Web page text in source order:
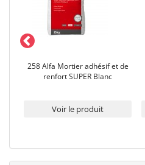
258 Alfa Mortier adhésif et de
renfort SUPER Blanc
Voir le produit